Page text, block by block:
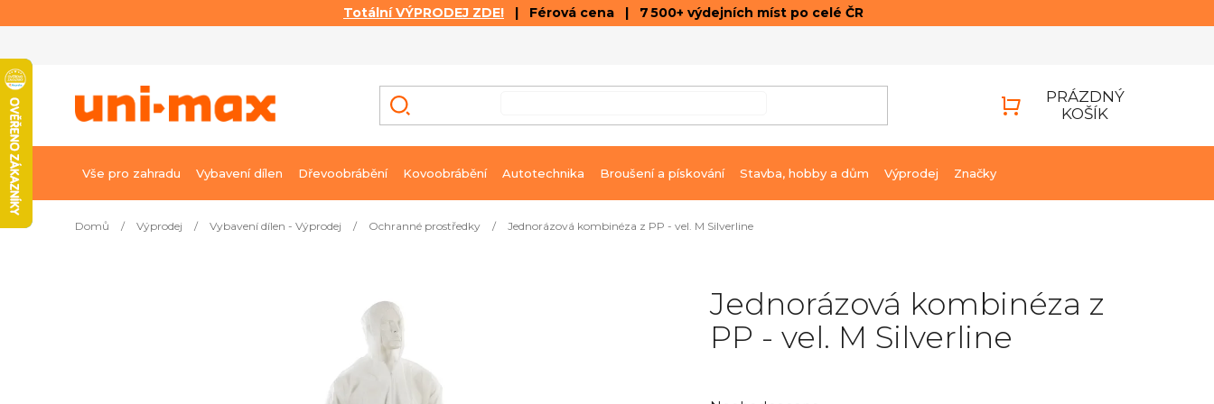
Totální VÝPRODEJ ZDE! | Férová cena | 7 500+ výdejních míst po celé ČR
obsah
PRÁZDNÝ
KOŠÍK
Vše pro zahradu Vybavení dílen Dřevoobrábění Kovoobrábění Autotechnika Broušení a pískování Stavba, hobby a dům Výprodej Značky
Domů / Výprodej / Vybavení dílen - Výprodej / Ochranné prostředky / Jednorázová kombinéza z PP - vel. M Silverline
Jednorázová kombinéza z
PP - vel. M Silverline